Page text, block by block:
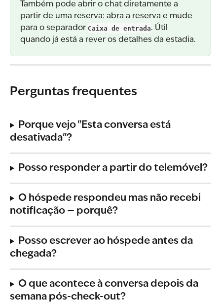
Também pode abrir o chat diretamente a
partir de uma reserva: abra a reserva e mude
para o separador Caixa de entrada. Útil
quando já está a rever os detalhes da estadia.
Perguntas frequentes
Porque vejo "Esta conversa está
desativada"?
Posso responder a partir do telemóvel?
O hóspede respondeu mas não recebi
notificação — porquê?
Posso escrever ao hóspede antes da
chegada?
O que acontece à conversa depois da
semana pós-check-out?